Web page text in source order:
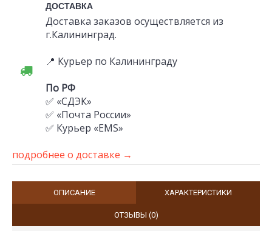
ДОСТАВКА
Доставка заказов осуществляется из
г.Калининград.
📍 Курьер по Калининграду
По РФ
✅ «СДЭК»
✅ «Почта России»
✅ Курьер «EMS»
подробнее о доставке →
ОПИСАНИЕ ХАРАКТЕРИСТИКИ
ОТЗЫВЫ (0)